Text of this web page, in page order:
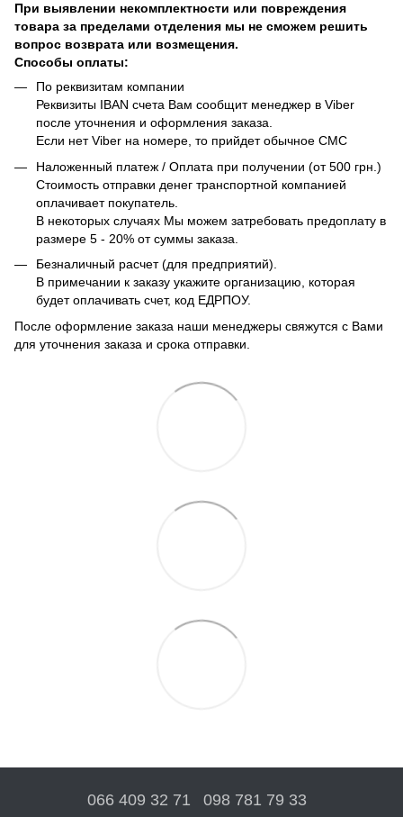
При выявлении некомплектности или повреждения
товара за пределами отделения мы не сможем решить
вопрос возврата или возмещения.
Способы оплаты:
По реквизитам компании
Реквизиты IBAN счета Вам сообщит менеджер в Viber
после уточнения и оформления заказа.
Если нет Viber на номере, то прийдет обычное СМС
Наложенный платеж / Оплата при получении (от 500 грн.)
Стоимость отправки денег транспортной компанией
оплачивает покупатель.
В некоторых случаях Мы можем затребовать предоплату в
размере 5 - 20% от суммы заказа.
Безналичный расчет (для предприятий).
В примечании к заказу укажите организацию, которая
будет оплачивать счет, код ЕДРПОУ.
После оформление заказа наши менеджеры свяжутся с Вами
для уточнения заказа и срока отправки.
066 409 32 71 098 781 79 33